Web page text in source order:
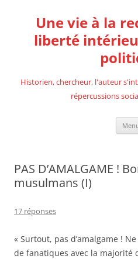
contenuUne vie à la
liberté
Historien, chercheur, l'auteur
répercussions
PAS D’AMALGAME !
musulmans (I)
17 réponses
« Surtout, pas d’amalgame !
de fanatiques avec la majorité